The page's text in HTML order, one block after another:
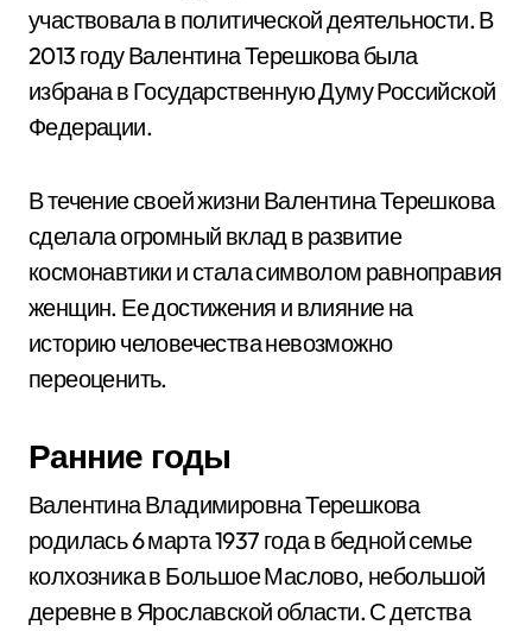
участвовала в политической деятельности. В
2013 году Валентина Терешкова была
избрана в Государственную Думу Российской
Федерации.
В течение своей жизни Валентина Терешкова
сделала огромный вклад в развитие
космонавтики и стала символом равноправия
женщин. Ее достижения и влияние на
историю человечества невозможно
переоценить.
Ранние годы
Валентина Владимировна Терешкова
родилась 6 марта 1937 года в бедной семье
колхозника в Большое Маслово, небольшой
деревне в Ярославской области. С детства